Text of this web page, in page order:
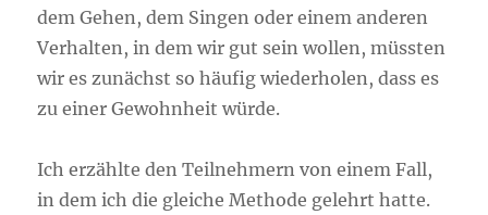
dem Gehen, dem Singen oder einem anderen
Verhalten, in dem wir gut sein wollen, müssten
wir es zunächst so häufig wiederholen, dass es
zu einer Gewohnheit würde.
Ich erzählte den Teilnehmern von einem Fall,
in dem ich die gleiche Methode gelehrt hatte.